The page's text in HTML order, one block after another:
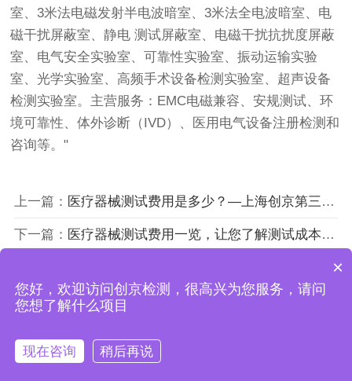
室、3米法电磁发射半电波暗室、3米法全电波暗室、电
磁干扰屏蔽室、静电 测试屏蔽室、电磁干扰抗扰度屏蔽
室、电气安全实验室、可靠性实验室、振动运输实验
室、光学实验室、高频手术设备检测实验室、超声设备
检测实验室。主营服务：EMC电磁兼容、安规测试、环
境可靠性、体外诊断（IVD）、医用电气设备注册检测和
咨询等。"
上一篇： 医疗器械测试费用是多少？—上海创京第三方检检测所
下一篇： 医疗器械测试费用一览，让您了解测试成本！—创京医疗器械检测公司
上海创京检测技术有限公司
×
您好，欢迎访问创京检测，很高兴为您服务，请问
您想了解什么项目
现在咨询
稍后再说
在线咨询
拨打电话